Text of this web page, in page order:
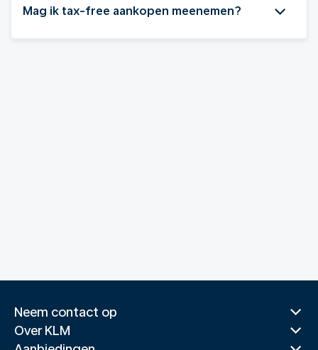
Mag ik tax-free aankopen meenemen?
Neem contact op
Over KLM